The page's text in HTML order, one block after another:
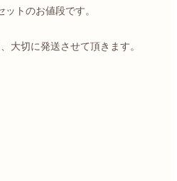
トのお値段です。
大切に発送させて頂きます。